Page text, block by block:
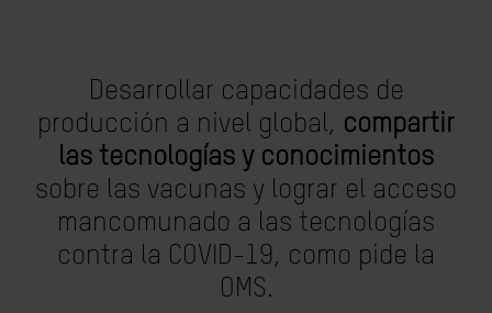
Desarrollar capacidades de
producción a nivel global, compartir
las tecnologías y conocimientos
sobre las vacunas y lograr el acceso
mancomunado a las tecnologías
contra la COVID-19, como pide la
OMS.